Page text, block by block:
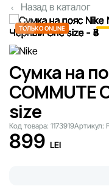
Назад в каталог
ТОЛЬКО ONLINE
Сумка на
COMMUTE
size
Код товара: 1173919Артикул:
899 LEI